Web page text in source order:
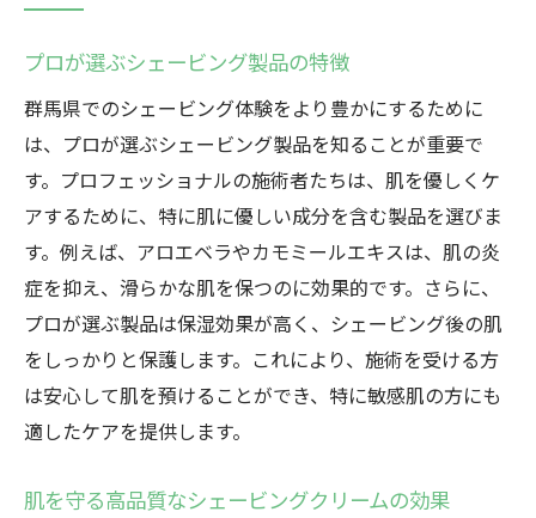
プロが選ぶシェービング製品の特徴
群馬県でのシェービング体験をより豊かにするために
は、プロが選ぶシェービング製品を知ることが重要で
す。プロフェッショナルの施術者たちは、肌を優しくケ
アするために、特に肌に優しい成分を含む製品を選びま
す。例えば、アロエベラやカモミールエキスは、肌の炎
症を抑え、滑らかな肌を保つのに効果的です。さらに、
プロが選ぶ製品は保湿効果が高く、シェービング後の肌
をしっかりと保護します。これにより、施術を受ける方
は安心して肌を預けることができ、特に敏感肌の方にも
適したケアを提供します。
肌を守る高品質なシェービングクリームの効果